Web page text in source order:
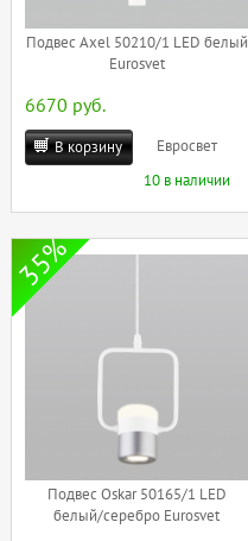
Подвес Axel 50210/1 LED белый
Eurosvet
6670 руб.
В корзину
Евросвет
10 в наличии
Подвес Oskar 50165/1 LED
белый/серебро Eurosvet
35%